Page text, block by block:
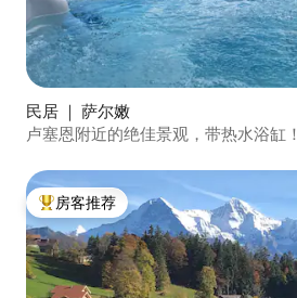
民居 ｜ 萨尔嫩
卢塞恩附近的绝佳景观，带热水浴缸！
热门「房客推荐」
房客推荐